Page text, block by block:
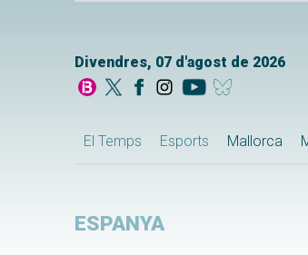
Divendres, 07 d'agost de 2026
El Temps Esports Mallorca
ESPANYA